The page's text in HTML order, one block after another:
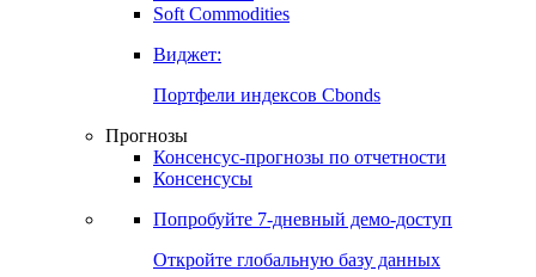
Soft Commodities
Виджет:
Портфели индексов Cbonds
Прогнозы
Консенсус-прогнозы по отчетности
Консенсусы
Попробуйте 7-дневный демо-доступ
Откройте глобальную базу данных